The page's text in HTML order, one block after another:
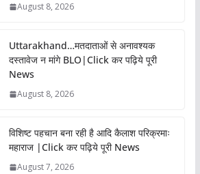
August 8, 2026
Uttarakhand…मतदाताओं से अनावश्यक
दस्तावेज न मांगे BLO|Click कर पढ़िये पूरी
News
August 8, 2026
विशिष्ट पहचान बना रही है आदि कैलाश परिक्रमाः
महाराज |Click कर पढ़िये पूरी News
August 7, 2026